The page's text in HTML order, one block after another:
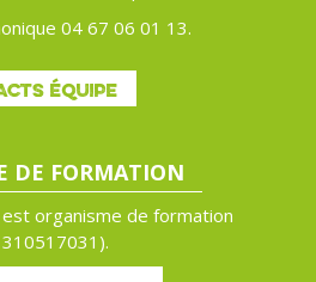
04 67 06 01 13.
ÉQUIPE
DE FORMATION
est organisme de formation